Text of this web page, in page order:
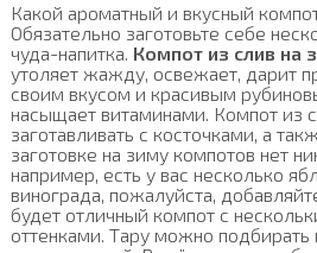
Какой ароматный и вкусный
Обязательно заготовьте себе
чуда-напитка. Компот из слив на
утоляет жажду, освежает, дарит
своим вкусом и красивым
насыщает витаминами. Компот из
заготавливать с косточками, а
заготовке на зиму компотов нет
например, есть у вас несколько
винограда, пожалуйста,
будет отличный компот с
оттенками. Тару можно подбирать